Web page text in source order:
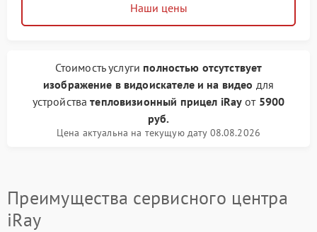
Наши цены
Стоимость услуги полностью отсутствует
изображение в видоискателе и на видео для
устройстватепловизионный прицел iRay от 5900
руб.
Цена актуальна на текущую дату 08.08.2026
Преимущества сервисного центра
iRay